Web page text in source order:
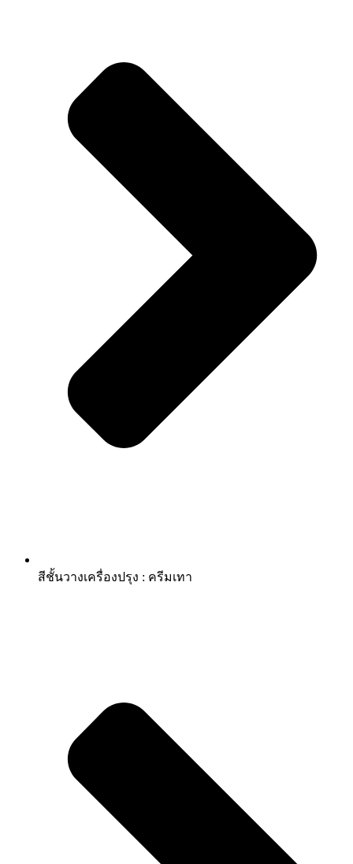
สีชั้นวางเครื่องปรุง : ครีมเทา